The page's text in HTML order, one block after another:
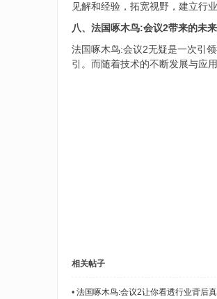
见解和经验，拓宽视野，建立行
八、法国啄木鸟:会议2带来的未
法国啄木鸟:会议2无疑是一次引
引。而随着技术的不断发展与应
相关帖子
• 法国啄木鸟:会议2让你看透行业背后